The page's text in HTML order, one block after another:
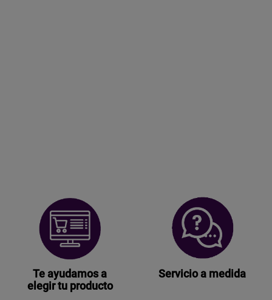
Te ayudamos a
elegir tu producto
Servicio a medida